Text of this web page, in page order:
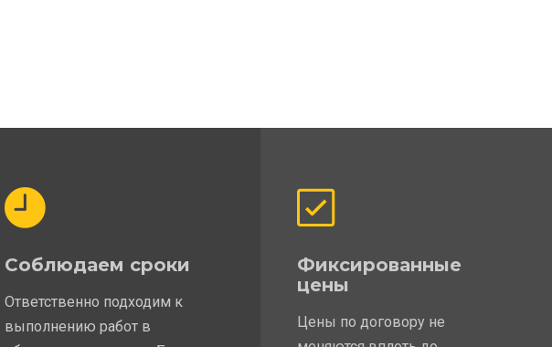
Соблюдаем сроки
Ответственно подходим к
выполнению работ в
Фиксированные
цены
Цены по договору не